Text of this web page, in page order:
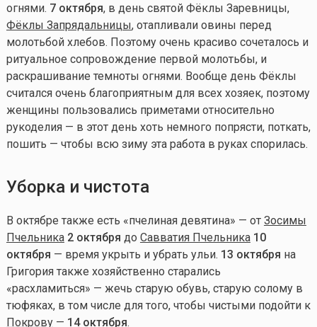
огнями. 7 октября, в день святой Фёклы Заревницы,
Фёклы Запрядальницы, отапливали овины перед
молотьбой хлебов. Поэтому очень красиво сочеталось и
ритуальное сопровождение первой молотьбы, и
раскрашивание темноты огнями. Вообще день Фёклы
считался очень благоприятным для всех хозяек, поэтому
женщины пользовались приметами относительно
рукоделия — в этот день хоть немного попрясти, поткать,
пошить — чтобы всю зиму эта работа в руках спорилась.
Уборка и чистота
В октябре также есть «пчелиная девятина» — от Зосимы
Пчельника 2 октября до Савватия Пчельника 10
октября — время укрыть и убрать ульи. 13 октября на
Григория также хозяйственно старались
«расхламиться» — жечь старую обувь, старую солому в
тюфяках, в том числе для того, чтобы чистыми подойти к
Покрову— 14 октября.